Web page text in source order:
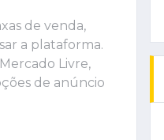
de venda,
a plataforma.
Livre,
de anúncio